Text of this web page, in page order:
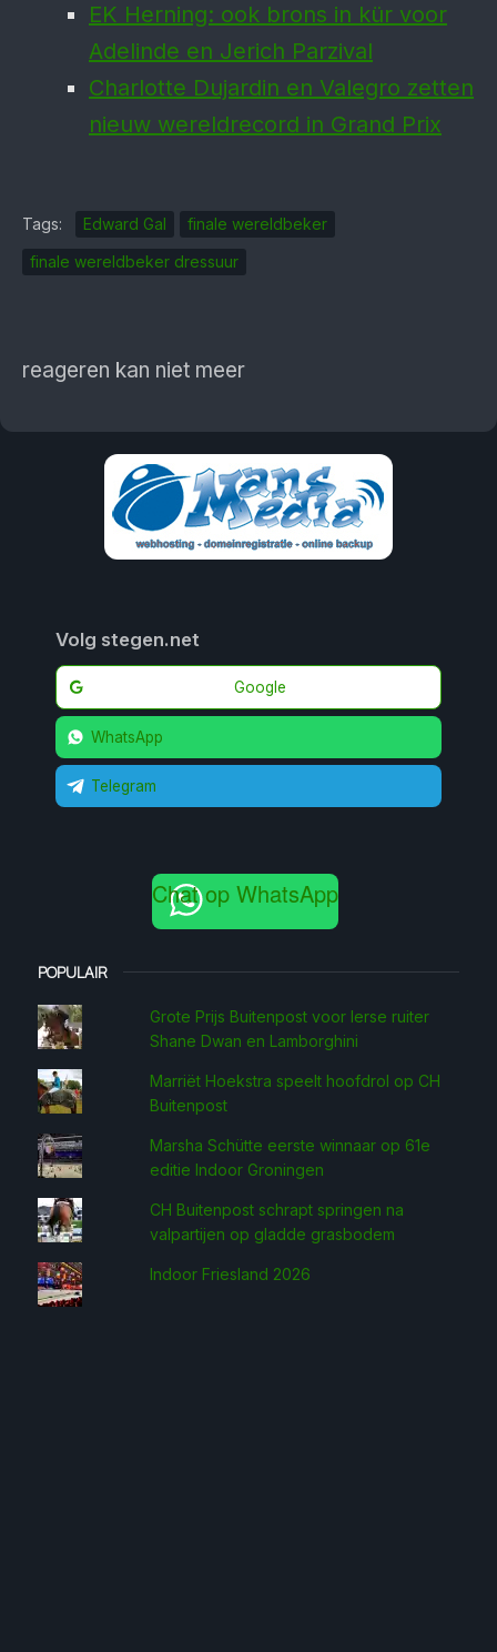
EK Herning: ook brons in kür voor
Adelinde en Jerich Parzival
Charlotte Dujardin en Valegro zetten
nieuw wereldrecord in Grand Prix
Tags: Edward Gal
finale wereldbeker
finale wereldbeker dressuur
reageren kan niet meer
Volg stegen.net
Google
WhatsApp
Telegram
Chat op WhatsApp
POPULAIR
Grote Prijs Buitenpost voor Ierse ruiter
Shane Dwan en Lamborghini
Marriët Hoekstra speelt hoofdrol op CH
Buitenpost
Marsha Schütte eerste win­naar op 61e
editie Indoor Groningen
CH Buitenpost schrapt springen na
valpartijen op gladde grasbodem
Indoor Friesland 2026